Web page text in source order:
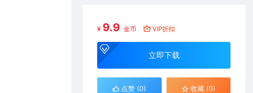
¥ 9.9 金币 VIP折扣
立即下载
点赞 (0) 收藏 (0)